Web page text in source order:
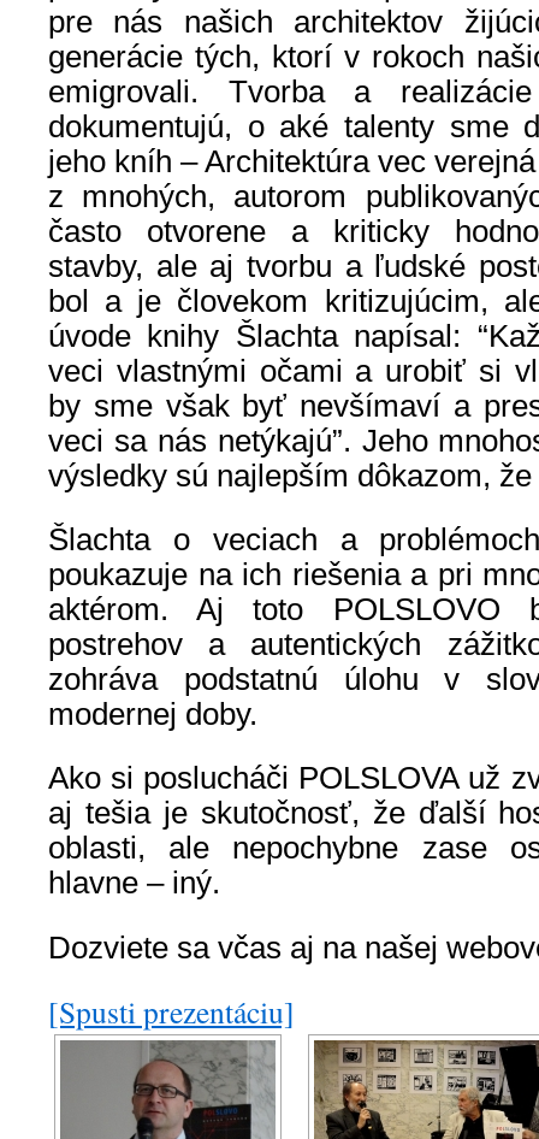
pre nás našich architektov
generácie tých, ktorí v rokoch
emigrovali. Tvorba a
dokumentujú, o aké talenty sme
jeho kníh – Architektúra vec
z mnohých, autorom
často otvorene a kriticky
stavby, ale aj tvorbu a ľudské
bol a je človekom kritizujúcim,
úvode knihy Šlachta napísal:
veci vlastnými očami a urobiť si
by sme však byť nevšímaví a
veci sa nás netýkajú”. Jeho
výsledky sú najlepším dôkazom,
Šlachta o veciach a
poukazuje na ich riešenia a pri
aktérom. Aj toto POLSLOVO
postrehov a autentických
zohráva podstatnú úlohu v
modernej doby.
Ako si poslucháči POLSLOVA už
aj tešia je skutočnosť, že ďalší
oblasti, ale nepochybne zase
hlavne – iný.
Dozviete sa včas aj na našej
[Spusti prezentáciu]